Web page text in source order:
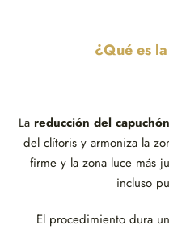
¿Qué es
La reducción del
del clítoris y armoniza la
firme y la zona luce más
incluso
El procedimiento dura